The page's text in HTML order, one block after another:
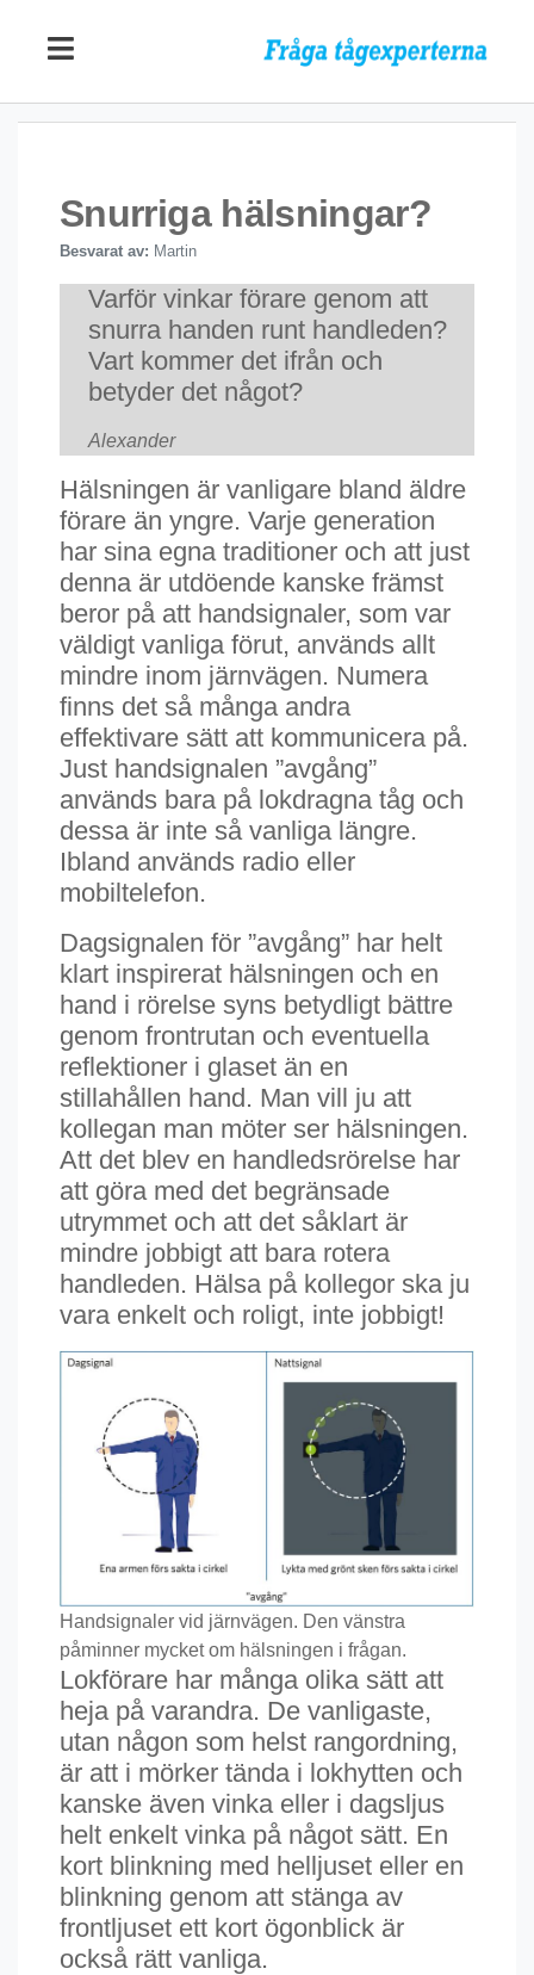
Snurriga hälsningar?
Besvarat av: Martin
Varför vinkar förare genom att
snurra handen runt handleden?
Vart kommer det ifrån och
betyder det något?
Alexander
Hälsningen är vanligare bland äldre
förare än yngre. Varje generation
har sina egna traditioner och att just
denna är utdöende kanske främst
beror på att handsignaler, som var
väldigt vanliga förut, används allt
mindre inom järnvägen. Numera
finns det så många andra
effektivare sätt att kommunicera på.
Just handsignalen ”avgång”
används bara på lokdragna tåg och
dessa är inte så vanliga längre.
Ibland används radio eller
mobiltelefon.
Dagsignalen för ”avgång” har helt
klart inspirerat hälsningen och en
hand i rörelse syns betydligt bättre
genom frontrutan och eventuella
reflektioner i glaset än en
stillahållen hand. Man vill ju att
kollegan man möter ser hälsningen.
Att det blev en handledsrörelse har
att göra med det begränsade
utrymmet och att det såklart är
mindre jobbigt att bara rotera
handleden. Hälsa på kollegor ska ju
vara enkelt och roligt, inte jobbigt!
Handsignaler vid järnvägen. Den vänstra
påminner mycket om hälsningen i frågan.
Lokförare har många olika sätt att
heja på varandra. De vanligaste,
utan någon som helst rangordning,
är att i mörker tända i lokhytten och
kanske även vinka eller i dagsljus
helt enkelt vinka på något sätt. En
kort blinkning med helljuset eller en
blinkning genom att stänga av
frontljuset ett kort ögonblick är
också rätt vanliga.